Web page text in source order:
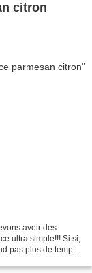
citron
avoir des
ultra simple!!! Si si,
pas plus de temps